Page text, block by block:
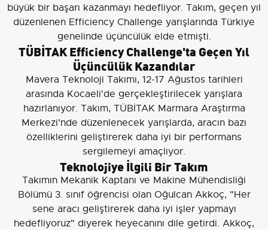
büyük bir başarı kazanmayı hedefliyor. Takım, geçen yıl
düzenlenen Efficiency Challenge yarışlarında Türkiye
genelinde üçüncülük elde etmişti.
TÜBİTAK Efficiency Challenge'ta Geçen Yıl
Üçüncülük Kazandılar
Mavera Teknoloji Takımı, 12-17 Ağustos tarihleri
arasında Kocaeli'de gerçekleştirilecek yarışlara
hazırlanıyor. Takım, TÜBİTAK Marmara Araştırma
Merkezi'nde düzenlenecek yarışlarda, aracın bazı
özelliklerini geliştirerek daha iyi bir performans
sergilemeyi amaçlıyor.
Teknolojiye İlgili Bir Takım
Takımın Mekanik Kaptanı ve Makine Mühendisliği
Bölümü 3. sınıf öğrencisi olan Oğulcan Akkoç, "Her
sene aracı geliştirerek daha iyi işler yapmayı
hedefliyoruz" diyerek heyecanını dile getirdi. Akkoç,